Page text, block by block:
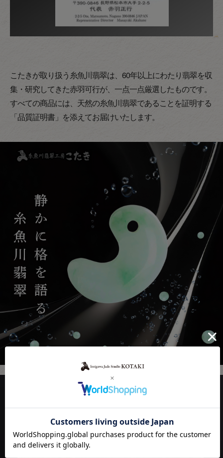
こたきが取り扱う糸魚川翡翠は、60年以上にわたり翡翠を収
集・研究してきた赤羽可行が、一点一点厳選したものです。
すべての商品には、天然の糸魚川翡翠であることを証明する
「品質証明書」を添えてお届けいたします。